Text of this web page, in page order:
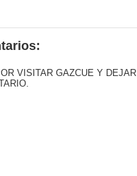
VISITAR GAZCUE Y DEJAR